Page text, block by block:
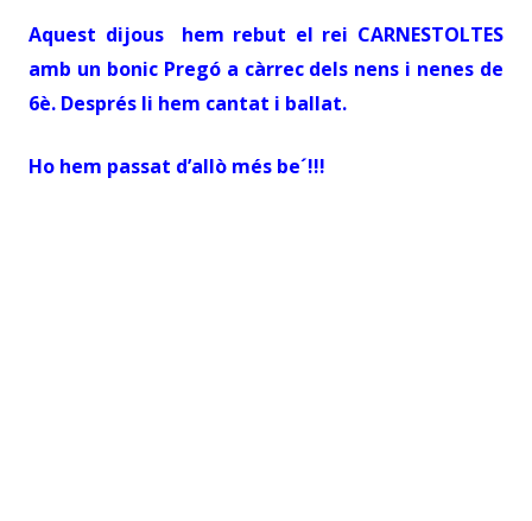
Aquest dijous hem rebut el rei CARNESTOLTES
amb un bonic Pregó a càrrec dels nens i nenes de
6è. Després li hem cantat i ballat.
Ho hem passat d’allò més be´!!!